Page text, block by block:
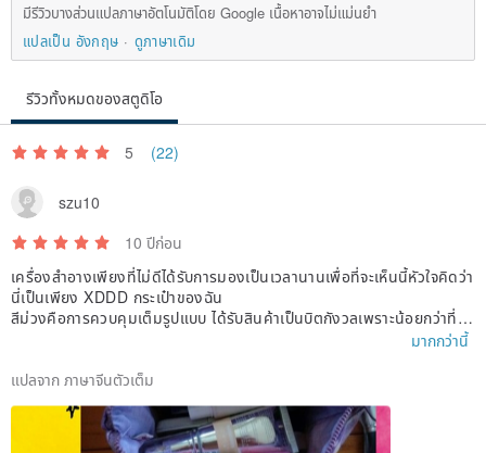
มีรีวิวบางส่วนแปลภาษาอัตโนมัติโดย Google เนื้อหาอาจไม่แม่นยำ
แปลเป็น อังกฤษ
ดูภาษาเดิม
รีวิวทั้งหมดของสตูดิโอ
5 (22)
szu10
10 ปีก่อน
เครื่องสำอางเพียงที่ไม่ดีได้รับการมองเป็นเวลานานเพื่อที่จะเห็นนี้หัวใจคิดว่า
นี่เป็นเพียง XDDD กระเป๋าของฉัน
สีม่วงคือการควบคุมเต็มรูปแบบ ได้รับสินค้าเป็นบิตกังวลเพราะน้อยกว่าที่ฉั
มีจำนวนมากของพื้นที่ (เพื่อให้สามารถดำเนินการต่อไปที่จะซื้อหรือไม่
มากกว่านี้
แปลจาก ภาษาจีนตัวเต็ม